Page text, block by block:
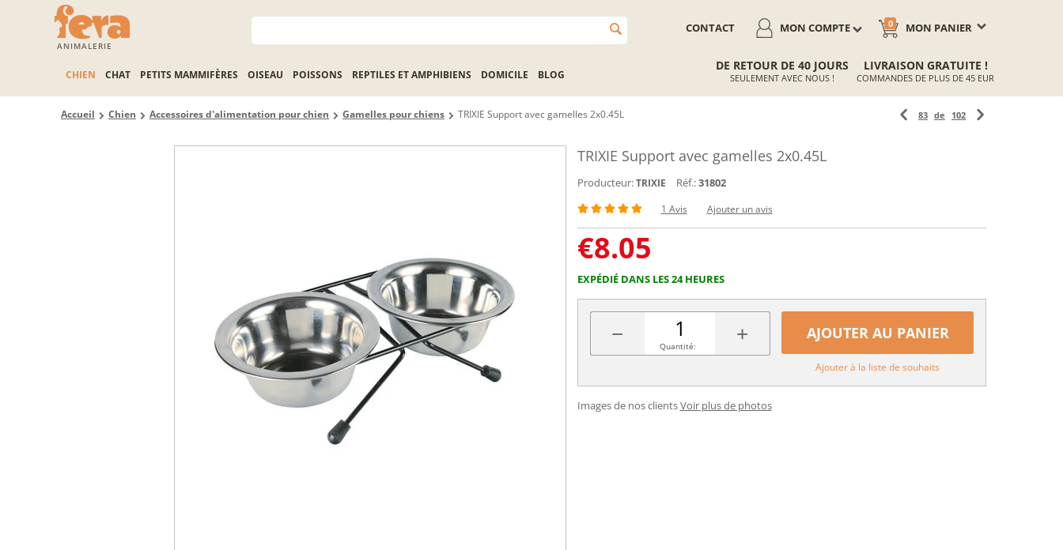
ANIMALERIE
MON PANIER
0
MON COMPTE
CONTACT
CHIEN CHAT PETITS MAMMIFÈRES OISEAU POISSONS REPTILES ET AMPHIBIENS DOMICILE BLOG
DE RETOUR DE 40 JOURS
SEULEMENT AVEC NOUS !
LIVRAISON GRATUITE !
COMMANDES DE PLUS DE 45 EUR
Accueil Chien Accessoires d'alimentation pour chien Gamelles pour chiens TRIXIE Support avec gamelles 2x0.45L 83 de 102
TRIXIE Support avec gamelles 2x0.45L
Producteur: TRIXIE Réf.:31802
1 Avis Ajouter un avis
€8.05
EXPÉDIÉ DANS LES 24 HEURES
− +
Quantité:
AJOUTER AU PANIER
Ajouter à la liste de souhaits
Images de nos clientsVoir plus de photos